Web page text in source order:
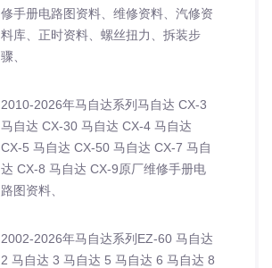
修手册电路图资料、维修资料、汽修资
料库、正时资料、螺丝扭力、拆装步
骤、
2010-2026年马自达系列马自达 CX-3
马自达 CX-30 马自达 CX-4 马自达
CX-5 马自达 CX-50 马自达 CX-7 马自
达 CX-8 马自达 CX-9原厂维修手册电
路图资料、
2002-2026年马自达系列EZ-60 马自达
2 马自达 3 马自达 5 马自达 6 马自达 8